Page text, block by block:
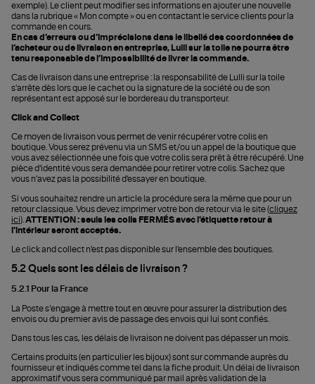
exemple). Le client peut modifier ses informations en ajouter une nouvelle
dans la rubrique « Mon compte » ou en contactant le service clients pour la
commande en cours.
En cas d’erreurs ou d’imprécisions dans le libellé des coordonnées de
l’acheteurou de livraison en entreprise, Lulli sur la toile ne pourra être
tenu responsable de l’impossibilité de livrer la commande.
Cas de livraison dans une entreprise : la responsabilité de Lulli sur la toile
s'arrête dès lors que le cachet ou la signature de la société ou de son
représentant est apposé sur le bordereau du transporteur.
Click and Collect
Ce moyen de livraison vous permet de venir récupérer votre colis en
boutique. Vous serez prévenu via un SMS et/ou un appel de la boutique que
vous avez sélectionnée une fois que votre colis sera prêt à être récupéré. Une
pièce d'identité vous sera demandée pour retirer votre colis. Sachez que
vous n'avez pas la possibilité d'essayer en boutique.
Si vous souhaitez rendre un article la procédure sera la même que pour un
retour classique. Vous devez imprimer votre bon de retour via le site (cliquez
ici). ATTENTION : seuls les colis FERMÉS avec l'étiquette retour à
l'intérieur seront acceptés.
Le click and collect n'est pas disponible sur l'ensemble des boutiques.
5.2 Quels sont les délais de livraison ?
5.2.1 Pour la France
La Poste s’engage à mettre tout en œuvre pour assurer la distribution des
envois ou du premier avis de passage des envois qui lui sont confiés.
Dans tous les cas, les délais de livraison ne doivent pas dépasser un mois.
Certains produits (en particulier les bijoux) sont sur commande auprès du
fournisseur et indiqués comme tel dans la fiche produit. Un délai de livraison
approximatif vous sera communiqué par mail après validation de la